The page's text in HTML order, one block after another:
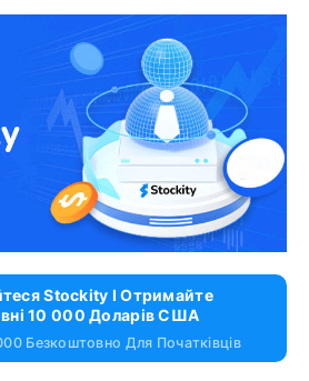
Stockity І Отримайте
10 000 Доларів США
Безкоштовно Для Початківців